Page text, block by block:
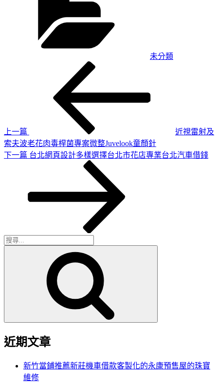
未分類
上一篇
近視雷射及
索夫波老花肉毒桿菌專案微整Juvelook童顏針
下
下一篇 台北網頁設計多樣選擇台北市花店專業台北汽車借錢
搜
近期文章
新竹當鋪推薦新莊機車借款客製化的永康預售屋的珠寶
維修